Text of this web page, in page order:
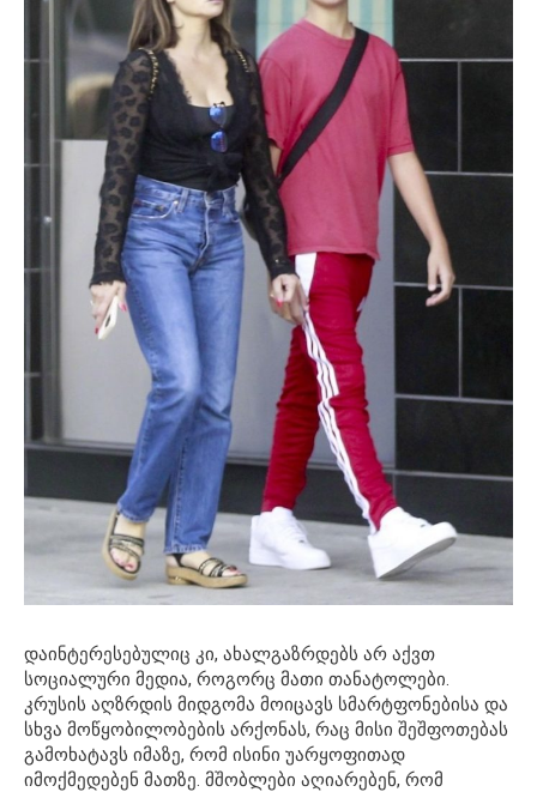
დაინტერესებულიც კი, ახალგაზრდებს არ აქვთ
სოციალური მედია, როგორც მათი თანატოლები.
კრუსის აღზრდის მიდგომა მოიცავს სმარტფონებისა და
სხვა მოწყობილობების არქონას, რაც მისი შეშფოთებას
გამოხატავს იმაზე, რომ ისინი უარყოფითად
იმოქმედებენ მათზე. მშობლები აღიარებენ, რომ